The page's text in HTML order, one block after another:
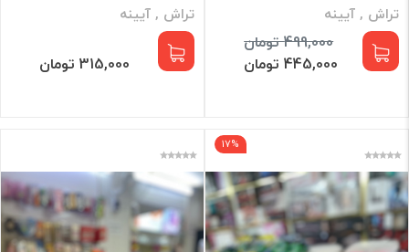
تراش , آیینه
499,000 تومان
445,000 تومان
تراش , آیینه
315,000 تومان
17%